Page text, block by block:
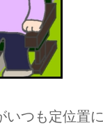
つも定位置